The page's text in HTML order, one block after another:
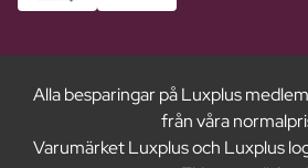
Alla besparingar på Luxplus
från våra
Varumärket Luxplus och Luxplus